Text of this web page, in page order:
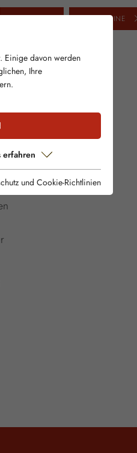
GUTSCHEINE
Einige davon werden
Ihre
erfahren
und Cookie-Richtlinien